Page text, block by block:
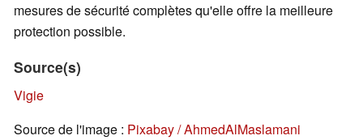
mesures de sécurité complètes qu'elle offre la meilleure
protection possible.
Source(s)
Vigie
Source de l'image : Pixabay / AhmedAlMaslamani